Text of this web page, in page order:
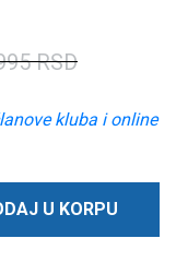
RSD
kluba i online
U KORPU